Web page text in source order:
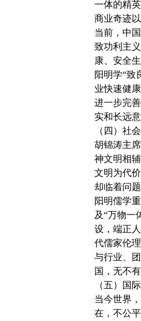
一体的精
商业奇迹
当前，中
致功利主
康、安全
阳明学“致
业快速健
进一步完
实和长远意
（四）社
胡锦涛主
神文明相
文明为代
却临着问
阳明儒学
及“万物一
设，端正
代儒家伦
与行业、
国，无不
（五）国
当今世界
在，不公